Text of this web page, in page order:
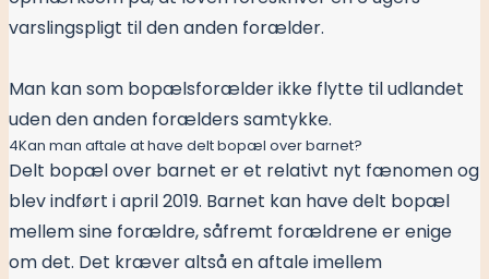
varslingspligt til den anden forælder.
Man kan som bopælsforælder ikke flytte til udlandet
uden den anden forælders samtykke.
4Kan man aftale at have delt bopæl over barnet?
Delt bopæl over barnet er et relativt nyt fænomen og
blev indført i april 2019. Barnet kan have delt bopæl
mellem sine forældre, såfremt forældrene er enige
om det. Det kræver altså en aftale imellem